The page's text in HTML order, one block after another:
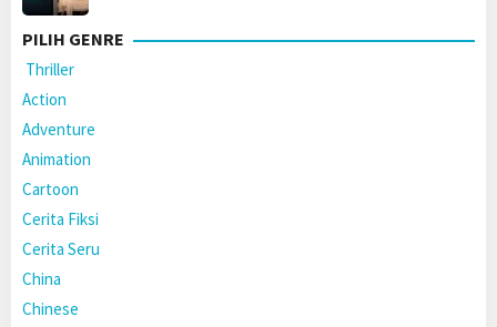
PILIH GENRE
Thriller
Action
Adventure
Animation
Cartoon
Cerita Fiksi
Cerita Seru
China
Chinese